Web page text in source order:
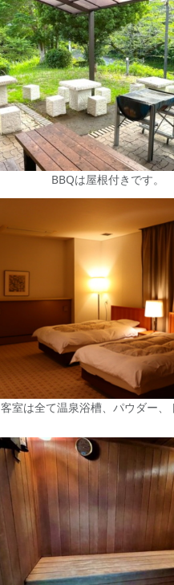
BBQは屋根付きです。
客室は全て温泉浴槽、パウダー、